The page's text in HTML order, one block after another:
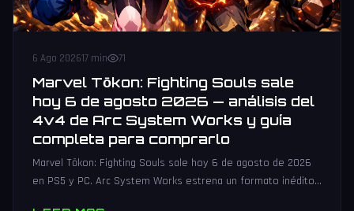
6 Ago 202617 min 71
Marvel Tōkon: Fighting Souls sale
hoy 6 de agosto 2026 — análisis del
4v4 de Arc System Works y guía
completa para comprarlo
Marvel Tōkon: Fighting Souls sale hoy 6 de agosto de 2026
en PS5 y PC. Arc System Works estrena un formato inédito